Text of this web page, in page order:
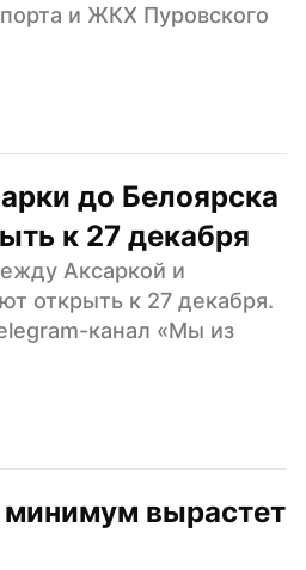
и ЖКХ Пуровского
до Белоярска
к 27 декабря
Аксаркой и
открыть к 27 декабря.
канал «Мы из
вырастет